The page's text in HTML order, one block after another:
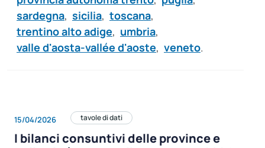
sardegna, sicilia, toscana,
trentino alto adige, umbria,
valle d'aosta-vallée d'aoste, veneto.
15/04/2026 tavole di dati
I bilanci consuntivi delle province e